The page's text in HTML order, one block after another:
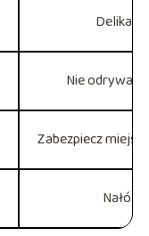
Nie odrywaj
Zabezpiecz
Nałóż